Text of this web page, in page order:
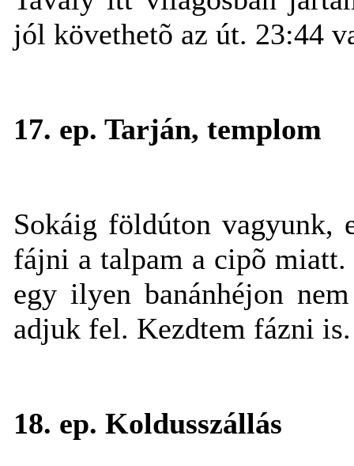
jól követhetõ az út. 23:44
17. ep. Tarján, templom
Sokáig földúton vagyunk,
fájni a talpam a cipõ miatt.
egy ilyen banánhéjon
adjuk fel. Kezdtem fázni
18. ep. Koldusszállás